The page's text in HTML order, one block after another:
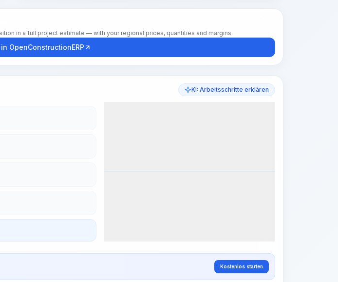
in a full project estimate — with your regional prices, quantities and margins.
OpenConstructionERP
KI: Arbeitsschritte erklären
Kostenlos starten